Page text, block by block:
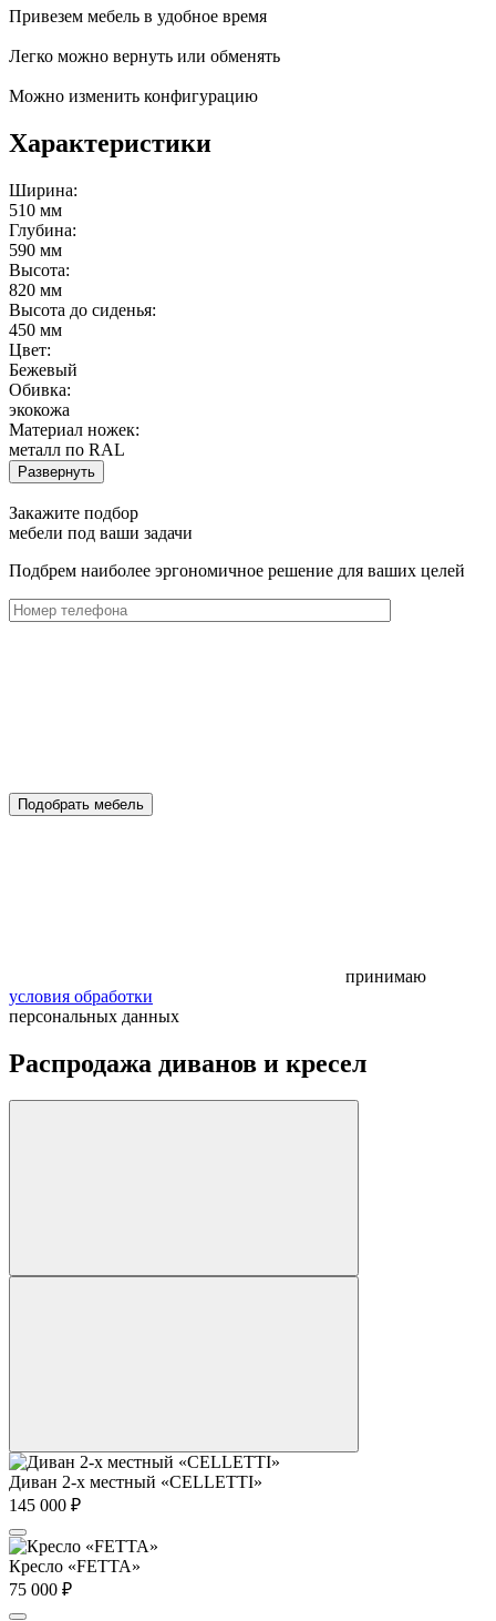
Привезем мебель в удобное время
Легко можно вернуть или обменять
Можно изменить конфигурацию
Характеристики
Ширина:
510 мм
Глубина:
590 мм
Высота:
820 мм
Высота до сиденья:
450 мм
Цвет:
Бежевый
Обивка:
экокожа
Материал ножек:
металл по RAL
Развернуть
Закажите подбор
мебели под ваши задачи
Подбрем наиболее эргономичное решение для ваших целей
Подобрать мебель
принимаю
условия обработки
персональных данных
Распродажа диванов и кресел
Диван 2-х местный «CELLETTI»
145 000 ₽
Кресло «FETTA»
75 000 ₽